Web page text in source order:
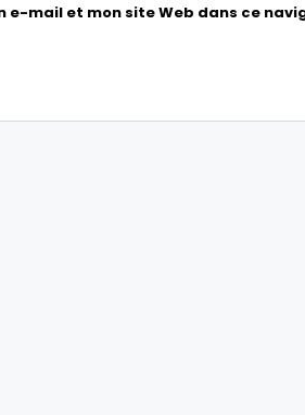
e-mail et mon site Web dans ce